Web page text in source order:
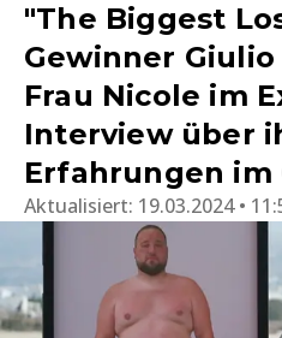
"The Biggest
Gewinner
Frau Nicole im
Interview über
Erfahrungen im
Aktualisiert: 19.03.2024 •